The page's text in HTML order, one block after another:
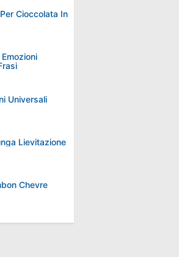
Cioccolata In
Universali
Lievitazione
Chevre